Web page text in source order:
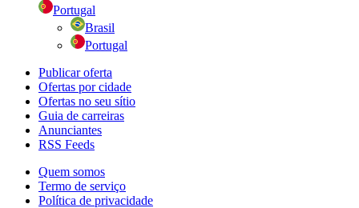
Portugal
Brasil
Portugal
Publicar oferta
Ofertas por cidade
Ofertas no seu sítio
Guia de carreiras
Anunciantes
RSS Feeds
Quem somos
Termo de serviço
Política de privacidade